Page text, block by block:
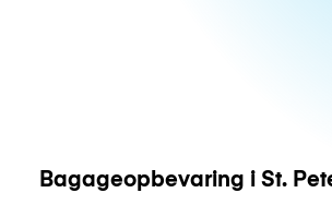
Bagageopbevaring i St.